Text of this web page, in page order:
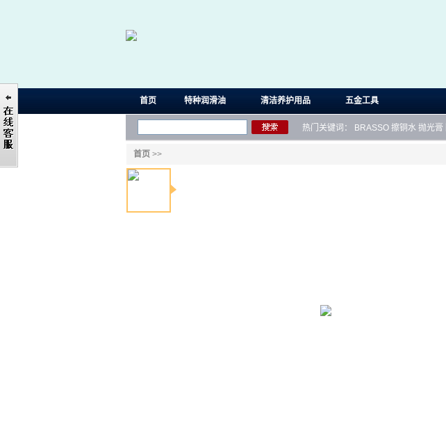
首页 特种润滑油 清洁养护用品 五金工具
热门关键词： BRASSO 擦铜水 抛光膏
首页 >>